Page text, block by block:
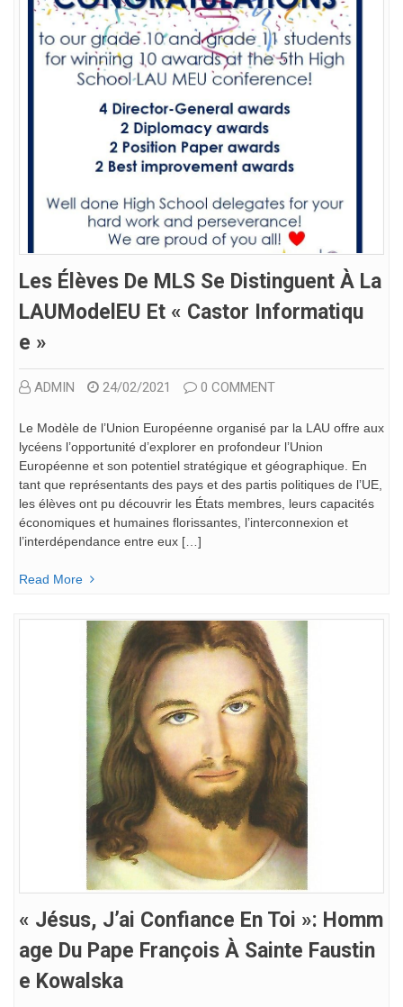
Les Élèves De MLS Se Distinguent À La
LAUModelEU Et « Castor Informatiqu
E »
ADMIN 24/02/2021 0 COMMENT
Le Modèle de l’Union Européenne organisé par la LAU offre aux
lycéens l’opportunité d’explorer en profondeur l’Union
Européenne et son potentiel stratégique et géographique. En
tant que représentants des pays et des partis politiques de l’UE,
les élèves ont pu découvrir les États membres, leurs capacités
économiques et humaines florissantes, l’interconnexion et
l’interdépendance entre eux […]
Read More
« Jésus, J’ai Confiance En Toi »: Homm
Age Du Pape François À Sainte Faustin
E Kowalska